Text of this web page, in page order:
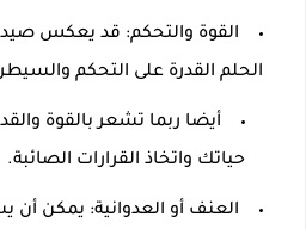
القوة والتحكم: قد يعكس صيد
الحلم القدرة على التحكم
أيضا ربما تشعر بالقوة
حياتك واتخاذ القرارات الصائبة.
العنف أو العدوانية: يمكن أن